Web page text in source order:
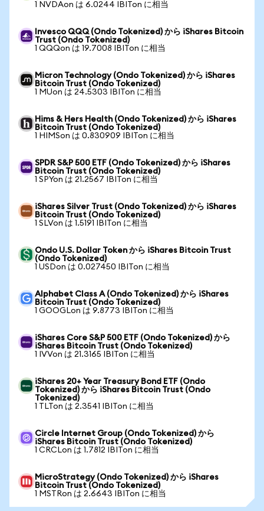
1 NVDAon は 6.0244 IBITon に相当
Invesco QQQ (Ondo Tokenized) から iShares Bitcoin
Trust (Ondo Tokenized)
1 QQQon は 19.7008 IBITon に相当
Micron Technology (Ondo Tokenized) から iShares
Bitcoin Trust (Ondo Tokenized)
1 MUon は 24.5303 IBITon に相当
Hims & Hers Health (Ondo Tokenized) から iShares
Bitcoin Trust (Ondo Tokenized)
1 HIMSon は 0.830909 IBITon に相当
SPDR S&P 500 ETF (Ondo Tokenized) から iShares
Bitcoin Trust (Ondo Tokenized)
1 SPYon は 21.2567 IBITon に相当
iShares Silver Trust (Ondo Tokenized) から iShares
Bitcoin Trust (Ondo Tokenized)
1 SLVon は 1.5191 IBITon に相当
Ondo U.S. Dollar Token から iShares Bitcoin Trust
(Ondo Tokenized)
1 USDon は 0.027450 IBITon に相当
Alphabet Class A (Ondo Tokenized) から iShares
Bitcoin Trust (Ondo Tokenized)
1 GOOGLon は 9.8773 IBITon に相当
iShares Core S&P 500 ETF (Ondo Tokenized) から
iShares Bitcoin Trust (Ondo Tokenized)
1 IVVon は 21.3165 IBITon に相当
iShares 20+ Year Treasury Bond ETF (Ondo
Tokenized) から iShares Bitcoin Trust (Ondo
Tokenized)
1 TLTon は 2.3541 IBITon に相当
Circle Internet Group (Ondo Tokenized) から
iShares Bitcoin Trust (Ondo Tokenized)
1 CRCLon は 1.7812 IBITon に相当
MicroStrategy (Ondo Tokenized) から iShares
Bitcoin Trust (Ondo Tokenized)
1 MSTRon は 2.6643 IBITon に相当